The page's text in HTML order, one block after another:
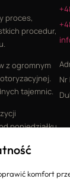
proces,
procedur,
z ogromnym
tajemnic.
poniedziałku
Nr
komfort